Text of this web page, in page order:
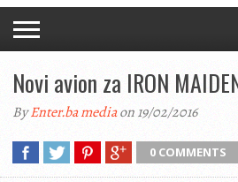
Novi avion za IRON
ByEnter.ba mediaon 19/02/2016
0 COMMENTS